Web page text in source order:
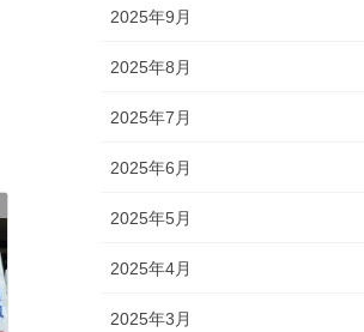
2025年9月
2025年8月
2025年7月
2025年6月
2025年5月
2025年4月
2025年3月